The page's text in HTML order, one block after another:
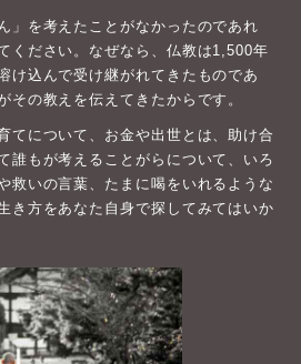
」を考えたことがなかったのであれ
ください。なぜなら、仏教は1,500年
け込んで受け継がれてきたものであ
その教えを伝えてきたからです。
てについて、お金や出世とは、助け合
誰もが考えることがらについて、いろ
救いの言葉、たまに喝をいれるような
き方をあなた自身で探してみてはいか